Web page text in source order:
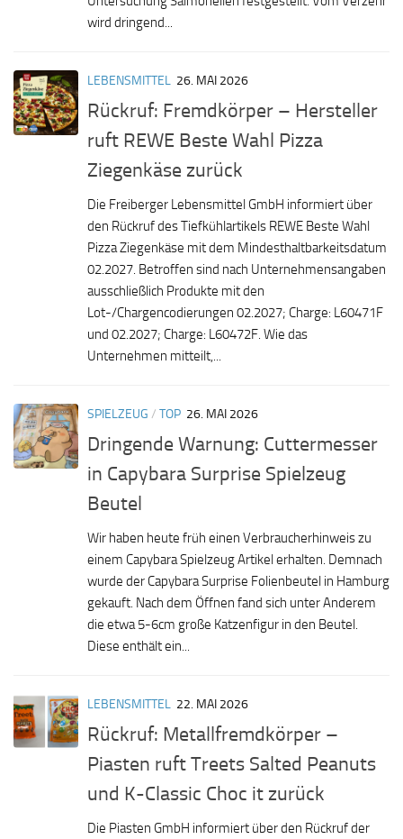
wird dringend...
LEBENSMITTEL 26. MAI 2026
Rückruf: Fremdkörper – Hersteller
ruft REWE Beste Wahl Pizza
Ziegenkäse zurück
Die Freiberger Lebensmittel GmbH informiert über
den Rückruf des Tiefkühlartikels REWE Beste Wahl
Pizza Ziegenkäse mit dem Mindesthaltbarkeitsdatum
02.2027. Betroffen sind nach Unternehmensangaben
ausschließlich Produkte mit den
Lot-/Chargencodierungen 02.2027; Charge: L60471F
und 02.2027; Charge: L60472F. Wie das
Unternehmen mitteilt,...
SPIELZEUG / TOP 26. MAI 2026
Dringende Warnung: Cuttermesser
in Capybara Surprise Spielzeug
Beutel
Wir haben heute früh einen Verbraucherhinweis zu
einem Capybara Spielzeug Artikel erhalten. Demnach
wurde der Capybara Surprise Folienbeutel in Hamburg
gekauft. Nach dem Öffnen fand sich unter Anderem
die etwa 5-6cm große Katzenfigur in den Beutel.
Diese enthält ein...
LEBENSMITTEL 22. MAI 2026
Rückruf: Metallfremdkörper –
Piasten ruft Treets Salted Peanuts
und K-Classic Choc it zurück
Die Piasten GmbH informiert über den Rückruf der